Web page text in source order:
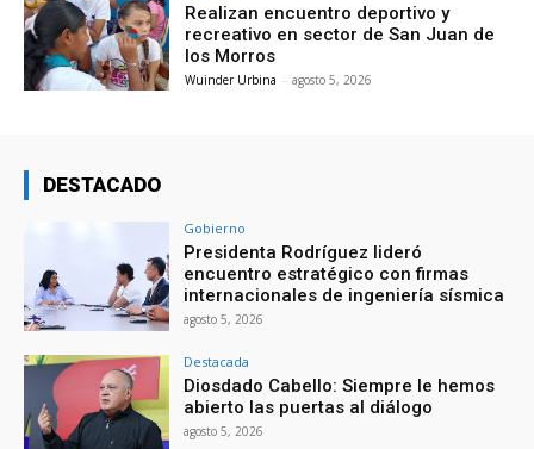
Realizan encuentro deportivo y
recreativo en sector de San Juan de
los Morros
Wuinder Urbina - agosto 5, 2026
DESTACADO
Gobierno
Presidenta Rodríguez lideró
encuentro estratégico con firmas
internacionales de ingeniería sísmica
agosto 5, 2026
Destacada
Diosdado Cabello: Siempre le hemos
abierto las puertas al diálogo
agosto 5, 2026